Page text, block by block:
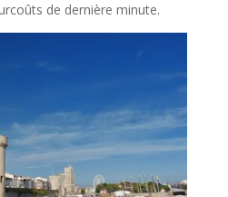
de dernière minute.